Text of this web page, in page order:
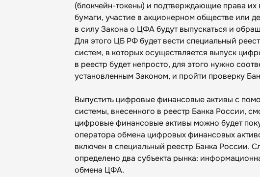
(блокчейн-токены) и подтверждающие права
бумаги, участие в акционерном обществе или
в силу Закона о ЦФА будут выпускаться и
Для этого ЦБ РФ будет вести специальный
систем, в которых осуществляется выпуск
в реестр будет непросто, для этого нужно
установленным Законом, и пройти проверку
Выпустить цифровые финансовые активы с
системы, внесенного в реестр Банка России,
цифровые финансовые активы можно будет
оператора обмена цифровых финансовых
включен в специальный реестр Банка России.
определено два субъекта рынка:
обмена ЦФА.